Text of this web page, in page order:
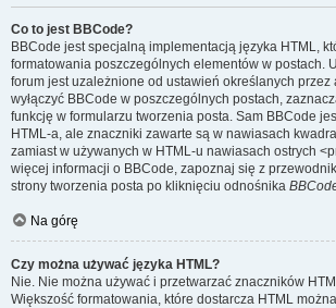
Co to jest BBCode?
BBCode jest specjalną implementacją języka HTML,
formatowania poszczególnych elementów w postach.
forum jest uzależnione od ustawień określanych przez
wyłączyć BBCode w poszczególnych postach,
funkcję w formularzu tworzenia posta. Sam BBCode
HTML-a, ale znaczniki zawarte są w nawiasach
zamiast w używanych w HTML-u nawiasach ostrych
więcej informacji o BBCode, zapoznaj się z
strony tworzenia posta po kliknięciu odnośnika
Na górę
Czy można używać języka HTML?
Nie. Nie można używać i przetwarzać znaczników
Większość formatowania, które dostarcza HTML